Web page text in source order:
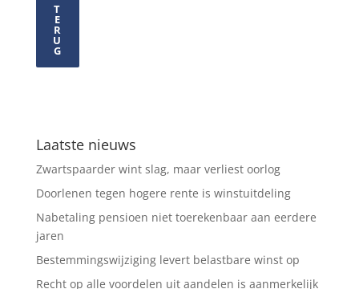
T
E
R
U
G
Laatste nieuws
Zwartspaarder wint slag, maar verliest oorlog
Doorlenen tegen hogere rente is winstuitdeling
Nabetaling pensioen niet toerekenbaar aan eerdere
jaren
Bestemmingswijziging levert belastbare winst op
Recht op alle voordelen uit aandelen is aanmerkelijk